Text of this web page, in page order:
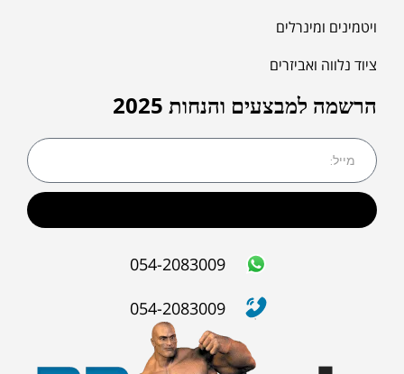
ויטמינים ומינרלים
ציוד נלווה ואביזרים
הרשמה למבצעים והנחות 2025
054-2083009
054-2083009